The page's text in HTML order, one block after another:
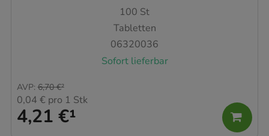
100 St
Tabletten
06320036
Sofort lieferbar
4,21 €¹
AVP: 6,70 €²
0,04 € pro 1 Stk